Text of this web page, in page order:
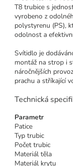
T8 trubice s
vyrobeno z
polystyrenu (PS),
odolnost a
Svítidlo je
montáž na strop i
náročnějších
prachu a stříkající
Technická
Parametr
Patice
Typ trubic
Počet trubic
Materiál těla
Materiál krytu